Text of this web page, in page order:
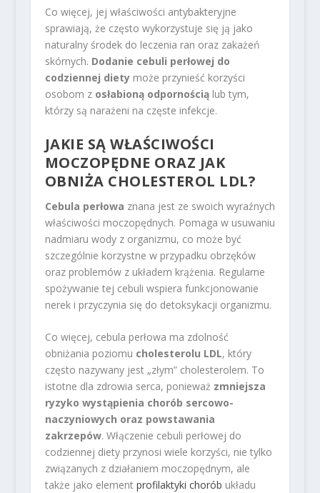
Co więcej, jej właściwości antybakteryjne
sprawiają, że często wykorzystuje się ją jako
naturalny środek do leczenia ran oraz zakażeń
skórnych. Dodanie cebuli perłowej do
codziennej dietymoże przynieść korzyści
osobom z osłabioną odpornościąlub tym,
którzy są narażeni na częste infekcje.
JAKIE SĄ WŁAŚCIWOŚCI
MOCZOPĘDNE ORAZ JAK
OBNIŻA CHOLESTEROL LDL?
Cebula perłowa znana jest ze swoich wyraźnych
właściwości moczopędnych. Pomaga w usuwaniu
nadmiaru wody z organizmu, co może być
szczególnie korzystne w przypadku obrzęków
oraz problemów z układem krążenia. Regularne
spożywanie tej cebuli wspiera funkcjonowanie
nerek i przyczynia się do detoksykacji organizmu.
Co więcej, cebula perłowa ma zdolność
obniżania poziomu cholesterolu LDL, który
często nazywany jest „złym” cholesterolem. To
istotne dla zdrowia serca, ponieważ zmniejsza
ryzyko wystąpienia chorób sercowo-
naczyniowych oraz powstawania
zakrzepów. Włączenie cebuli perłowej do
codziennej diety przynosi wiele korzyści, nie tylko
związanych z działaniem moczopędnym, ale
także jako element profilaktyki chorób układu